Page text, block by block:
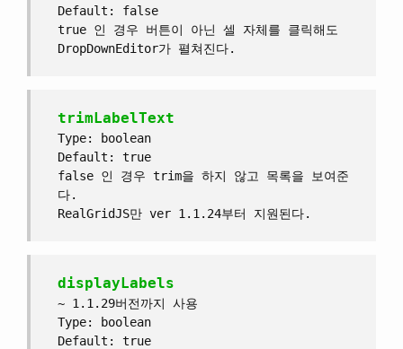
Default: false
true 인 경우 버튼이 아닌 셀 자체를 클릭해도
DropDownEditor가 펼쳐진다.
trimLabelText
Type: boolean
Default: true
false 인 경우 trim을 하지 않고 목록을 보여준
다.
RealGridJS만 ver 1.1.24부터 지원된다.
displayLabels
~ 1.1.29버전까지 사용
Type: boolean
Default: true